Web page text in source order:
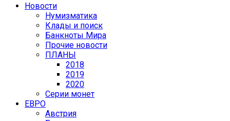
Новости
Нумизматика
Клады и поиск
Банкноты Мира
Прочие новости
ПЛАНЫ
2018
2019
2020
Серии монет
ЕВРО
Австрия